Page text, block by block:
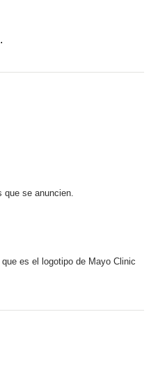
que se anuncien.
es el logotipo de Mayo Clinic